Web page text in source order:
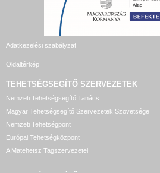
Adatkezelési szabályzat
Oldaltérkép
TEHETSÉGSEGÍTŐ SZERVEZETEK
Nemzeti Tehetségsegítő Tanács
Magyar Tehetségsegítő Szervezetek Szövetsége
Nemzeti Tehetségpont
Európai Tehetségközpont
A Matehetsz Tagszervezetei